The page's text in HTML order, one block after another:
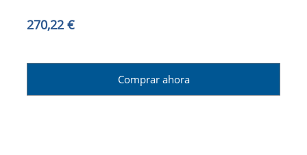
270,22 €
Comprar ahora